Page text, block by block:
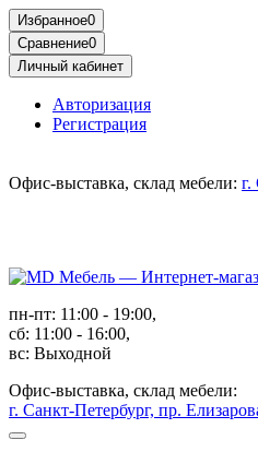
Избранное0
Сравнение0
Личный кабинет
Авторизация
Регистрация
Офис-выставка, склад мебели: г.
пн-пт: 11:00 - 19:00,
сб: 11:00 - 16:00,
вс: Выходной
Офис-выставка, склад мебели:
г. Санкт-Петербург, пр.